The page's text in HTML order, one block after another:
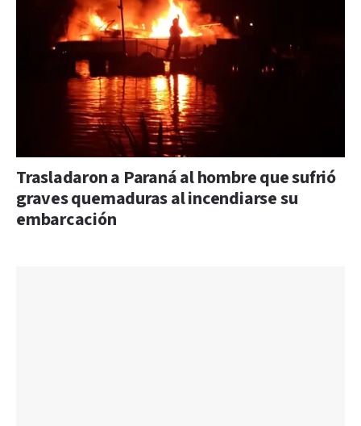
Trasladaron a Paraná al hombre que sufrió
graves quemaduras al incendiarse su
embarcación